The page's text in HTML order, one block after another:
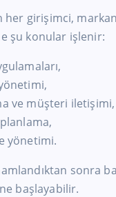
her girişimci,
şu konular işlenir:
ve müşteri iletişimi,
yönetimi.
sonra
başlayabilir.